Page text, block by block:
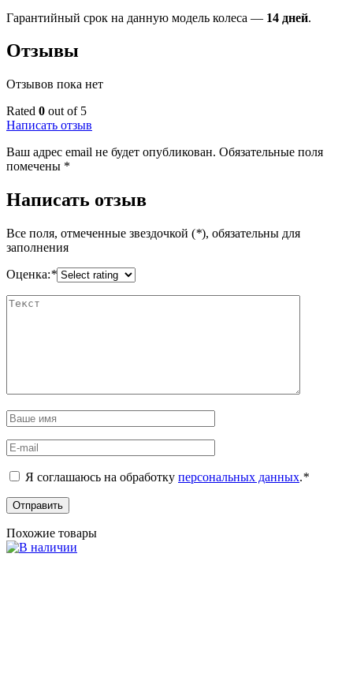
Гарантийный срок на данную модель колеса — 14 дней.
Отзывы
Отзывов пока нет
Rated 0 out of 5
Написать отзыв
Ваш адрес email не будет опубликован. Обязательные поля
помечены *
Написать отзыв
Все поля, отмеченные звездочкой (*), обязательны для
заполнения
Оценка:*
Я соглашаюсь на обработку персональных данных.*
Похожие товары